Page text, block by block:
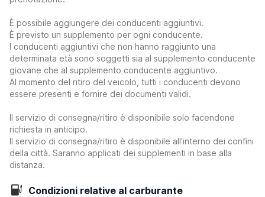
È possibile aggiungere dei conducenti aggiuntivi.
È previsto un supplemento per ogni conducente.
I conducenti aggiuntivi che non hanno raggiunto una
determinata età sono soggetti sia al supplemento conducente
giovane che al supplemento conducente aggiuntivo.
Al momento del ritiro del veicolo, tutti i conducenti devono
essere presenti e fornire dei documenti validi.
Il servizio di consegna/ritiro è disponibile solo facendone
richiesta in anticipo.
Il servizio di consegna/ritiro è disponibile all'interno dei confini
della città. Saranno applicati dei supplementi in base alla
distanza.
Condizioni relative al carburante